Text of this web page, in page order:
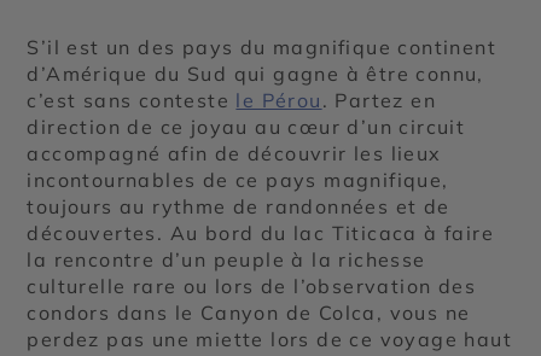
S’il est un des pays du magnifique continent
d’Amérique du Sud qui gagne à être connu,
c’est sans conteste le Pérou . Partez en
direction de ce joyau au cœur d’un circuit
accompagné afin de découvrir les lieux
incontournables de ce pays magnifique,
toujours au rythme de randonnées et de
découvertes. Au bord du lac Titicaca à faire
la rencontre d’un peuple à la richesse
culturelle rare ou lors de l’observation des
condors dans le Canyon de Colca, vous ne
perdez pas une miette lors de ce voyage haut